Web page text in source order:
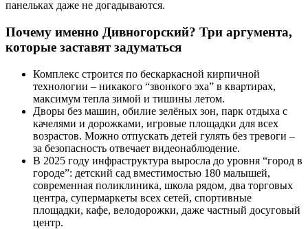
панельках даже не догадываются.
Почему именно Дивногорский? Три аргумента,
которые заставят задуматься
Комплекс строится по бескаркасной кирпичной
технологии – никакого “звонкого эха” в квартирах,
максимум тепла зимой и тишины летом.
Дворы без машин, обилие зелёных зон, парк отдыха с
качелями и дорожками, игровые площадки для всех
возрастов. Можно отпускать детей гулять без тревоги –
за безопасность отвечает видеонаблюдение.
В 2025 году инфраструктура выросла до уровня “город в
городе”: детский сад вместимостью 180 малышей,
современная поликлиника, школа рядом, два торговых
центра, супермаркеты всех сетей, спортивные
площадки, кафе, велодорожки, даже частный досуговый
центр.